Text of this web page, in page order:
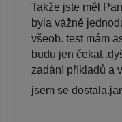
Takže jste měl
byla vážně
všeob. test mám
budu jen
zadání příkladů a
jsem se